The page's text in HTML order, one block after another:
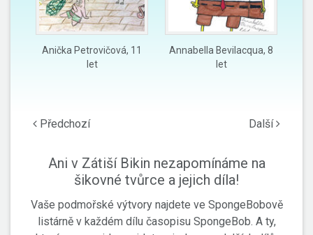
Anička Petrovičová, 11
let
Annabella Bevilacqua, 8
let
Předchozí Další
Ani v Zátiší Bikin nezapomínáme na
šikovné tvůrce a jejich díla!
Vaše podmořské výtvory najdete ve SpongeBobově
listárně v každém dílu časopisu SpongeBob. A ty,